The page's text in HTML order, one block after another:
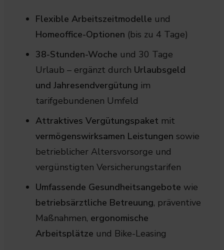
Flexible Arbeitszeitmodelle und
Homeoffice-Optionen (bis zu 4 Tage)
38-Stunden-Woche und 30 Tage
Urlaub – ergänzt durch Urlaubsgeld
und Jahresendvergütung im
tarifgebundenen Umfeld
Attraktives Vergütungspaket mit
vermögenswirksamen Leistungen sowie
betrieblicher Altersvorsorge und
vergünstigten Versicherungstarifen
Umfassende Gesundheitsangebote wie
betriebsärztliche Betreuung, präventive
Maßnahmen, ergonomische
Arbeitsplätze und Bike-Leasing